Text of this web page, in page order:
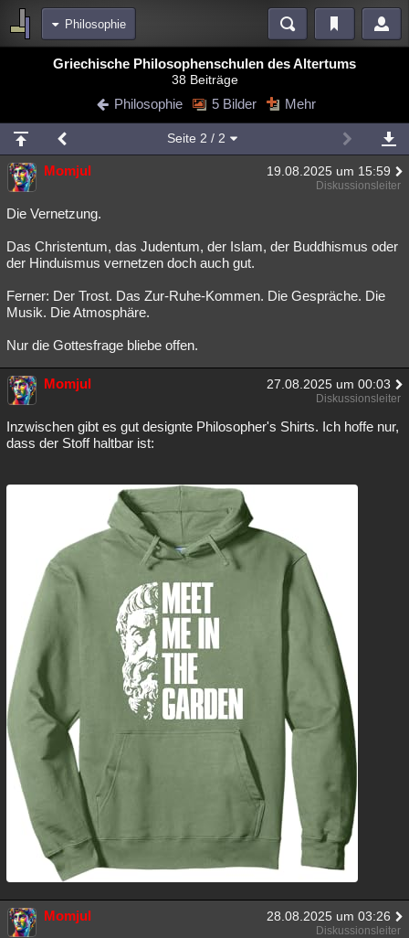
Philosophie
Blogs
Chat Wiki Neuigkeiten
meine Rubriken
Menschen Mystery Kriminalfälle
Spiritualität
Natur Umfragen Unterhaltung
Philosophie Träume Orte Esoterik Literatur
Astronomie Helpdesk Gruppen
Musik
Übersichten
Besucht Teilgenommen Alle Neue Geschlossen
Griechische Philosophenschulen des Altertums
38 Beiträge
Philosophie 5 Bilder Mehr
Seite 2 / 2
Momjul 19.08.2025 um 15:59
Diskussionsleiter
Die Vernetzung.
Das Christentum, das Judentum, der Islam, der Buddhismus oder
der Hinduismus vernetzen doch auch gut.
Ferner: Der Trost. Das Zur-Ruhe-Kommen. Die Gespräche. Die
Musik. Die Atmosphäre.
Nur die Gottesfrage bliebe offen.
Momjul 27.08.2025 um 00:03
Diskussionsleiter
Inzwischen gibt es gut designte Philosopher's Shirts. Ich hoffe nur,
dass der Stoff haltbar ist:
Momjul 28.08.2025 um 03:26
Diskussionsleiter